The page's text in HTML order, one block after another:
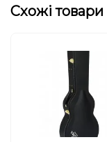
Схожі товари